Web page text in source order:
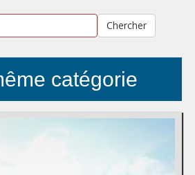
Chercher
catégorie